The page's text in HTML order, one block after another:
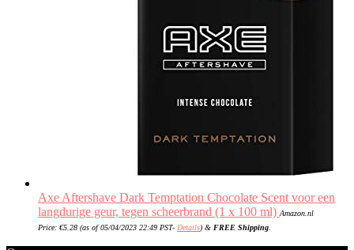
Axe Aftershave Dark Temptation Chocolate Scent voor een
langdurige geur, tegen scheerbrand (1 x 100 ml) Amazon.nl
Price: €5.28 (as of 05/04/2023 22:49 PST- Details) & FREE Shipping